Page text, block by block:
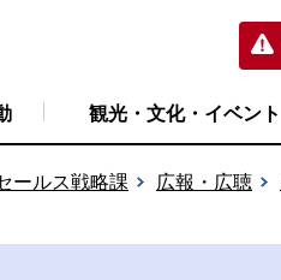
観光・文化・イベント
ールス戦略課 広報・広聴